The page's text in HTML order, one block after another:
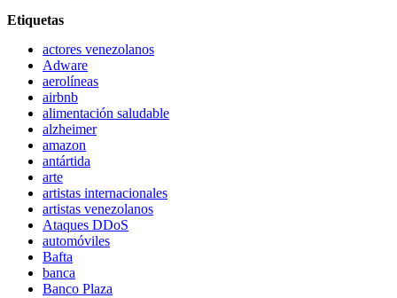
Etiquetas
actores venezolanos
Adware
aerolíneas
airbnb
alimentación saludable
alzheimer
amazon
antártida
arte
artistas internacionales
artistas venezolanos
Ataques DDoS
automóviles
Bafta
banca
Banco Plaza